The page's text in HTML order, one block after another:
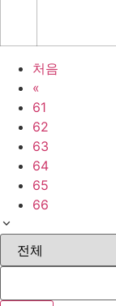
처음
«
61
62
63
64
65
66